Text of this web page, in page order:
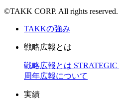
©TAKK CORP. All rights reserved.
TAKKの強み
戦略広報とは
戦略広報とは STRATEGIC
周年広報について
実績